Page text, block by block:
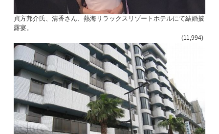
貞方邦介氏、清香さん、熱海リラックスリゾートホテルにて結婚披
露宴。
(11,994)